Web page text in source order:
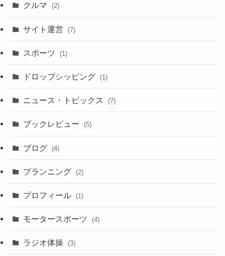
クルマ (2)
サイト運営 (7)
スポーツ (1)
ドロップシッピング (1)
ニュース・トピックス (7)
ブックレビュー (5)
ブログ (4)
プランニング (2)
プロフィール (1)
モータースポーツ (4)
ラジオ体操 (3)